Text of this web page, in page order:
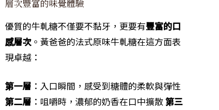
層次豐富的味覺體驗
優質的牛軋糖不僅要不黏牙，更要有豐富的口
感層次 。黃爸爸的法式原味牛軋糖在這方面表
現卓越：
第一層 ：入口瞬間，感受到糖體的柔軟與彈性
第二層 ：咀嚼時，濃郁的奶香在口中擴散第三